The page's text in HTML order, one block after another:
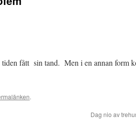
fått sin tand. Men i en annan form
.
Dag nio av